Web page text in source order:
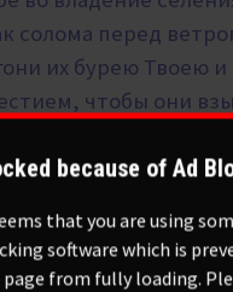
because of Ad
that you are using
software which is
from fully loading.
солома перед
их бурею Твоею
чтобы они
да посрамятся и
над всею
полезут все
довольно точно